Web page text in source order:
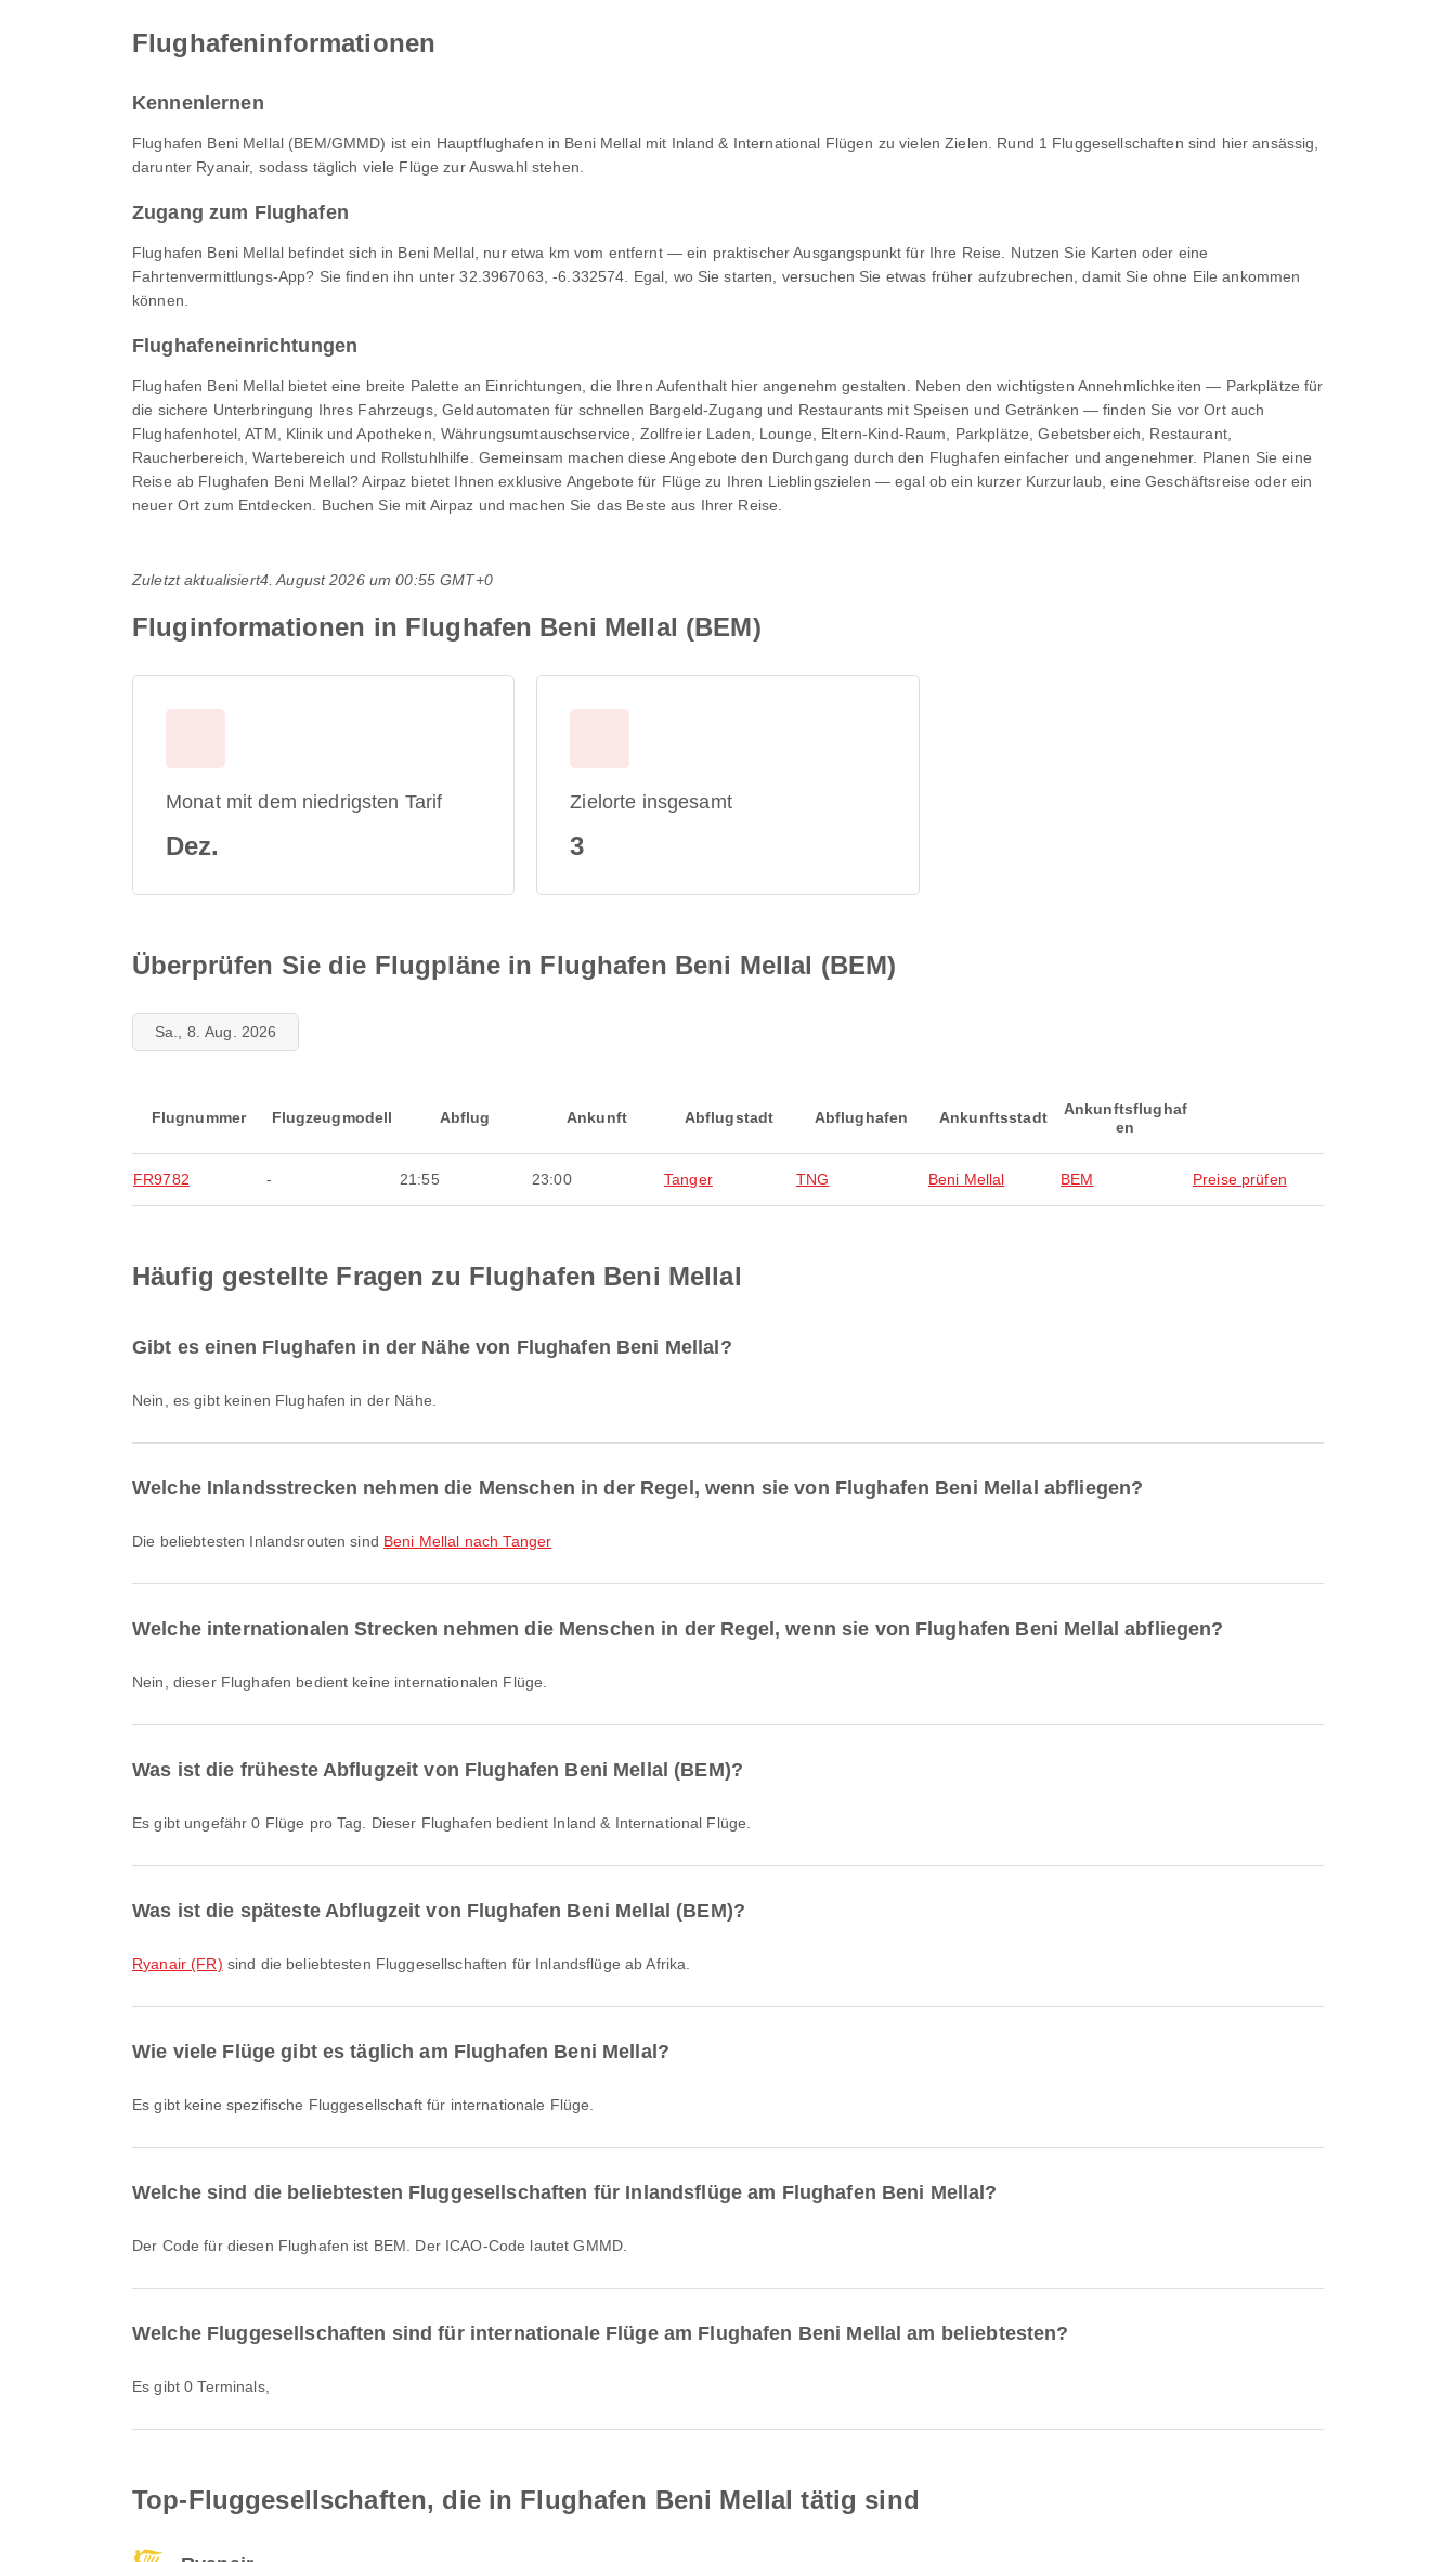
Flughafeninformationen
Kennenlernen
Flughafen Beni Mellal (BEM/GMMD) ist ein Hauptflughafen in Beni Mellal mit Inland & International Flügen zu vielen Zielen. Rund 1 Fluggesellschaften sind hier ansässig,
darunter Ryanair, sodass täglich viele Flüge zur Auswahl stehen.
Zugang zum Flughafen
Flughafen Beni Mellal befindet sich in Beni Mellal, nur etwa km vom entfernt — ein praktischer Ausgangspunkt für Ihre Reise. Nutzen Sie Karten oder eine
Fahrtenvermittlungs-App? Sie finden ihn unter 32.3967063, -6.332574. Egal, wo Sie starten, versuchen Sie etwas früher aufzubrechen, damit Sie ohne Eile ankommen
können.
Flughafeneinrichtungen
Flughafen Beni Mellal bietet eine breite Palette an Einrichtungen, die Ihren Aufenthalt hier angenehm gestalten. Neben den wichtigsten Annehmlichkeiten — Parkplätze für
die sichere Unterbringung Ihres Fahrzeugs, Geldautomaten für schnellen Bargeld-Zugang und Restaurants mit Speisen und Getränken — finden Sie vor Ort auch
Flughafenhotel, ATM, Klinik und Apotheken, Währungsumtauschservice, Zollfreier Laden, Lounge, Eltern-Kind-Raum, Parkplätze, Gebetsbereich, Restaurant,
Raucherbereich, Wartebereich und Rollstuhlhilfe. Gemeinsam machen diese Angebote den Durchgang durch den Flughafen einfacher und angenehmer. Planen Sie eine
Reise ab Flughafen Beni Mellal? Airpaz bietet Ihnen exklusive Angebote für Flüge zu Ihren Lieblingszielen — egal ob ein kurzer Kurzurlaub, eine Geschäftsreise oder ein
neuer Ort zum Entdecken. Buchen Sie mit Airpaz und machen Sie das Beste aus Ihrer Reise.
Zuletzt aktualisiert4. August 2026 um 00:55 GMT+0
Fluginformationen in Flughafen Beni Mellal (BEM)
Monat mit dem niedrigsten Tarif
Dez.
Zielorte insgesamt
3
Überprüfen Sie die Flugpläne in Flughafen Beni Mellal (BEM)
Sa., 8. Aug. 2026
Flugnummer Flugzeugmodell Abflug Ankunft Abflugstadt Abflughafen Ankunftsstadt
Ankunftsflughaf
en
FR9782 - 21:55 23:00 Tanger TNG Beni Mellal BEM Preise prüfen
Häufig gestellte Fragen zu Flughafen Beni Mellal
Gibt es einen Flughafen in der Nähe von Flughafen Beni Mellal?
Nein, es gibt keinen Flughafen in der Nähe.
Welche Inlandsstrecken nehmen die Menschen in der Regel, wenn sie von Flughafen Beni Mellal abfliegen?
Die beliebtesten Inlandsrouten sind Beni Mellal nach Tanger
Welche internationalen Strecken nehmen die Menschen in der Regel, wenn sie von Flughafen Beni Mellal abfliegen?
Nein, dieser Flughafen bedient keine internationalen Flüge.
Was ist die früheste Abflugzeit von Flughafen Beni Mellal (BEM)?
Es gibt ungefähr 0 Flüge pro Tag. Dieser Flughafen bedient Inland & International Flüge.
Was ist die späteste Abflugzeit von Flughafen Beni Mellal (BEM)?
Ryanair (FR) sind die beliebtesten Fluggesellschaften für Inlandsflüge ab Afrika.
Wie viele Flüge gibt es täglich am Flughafen Beni Mellal?
Es gibt keine spezifische Fluggesellschaft für internationale Flüge.
Welche sind die beliebtesten Fluggesellschaften für Inlandsflüge am Flughafen Beni Mellal?
Der Code für diesen Flughafen ist BEM. Der ICAO-Code lautet GMMD.
Welche Fluggesellschaften sind für internationale Flüge am Flughafen Beni Mellal am beliebtesten?
Es gibt 0 Terminals,
Top-Fluggesellschaften, die in Flughafen Beni Mellal tätig sind